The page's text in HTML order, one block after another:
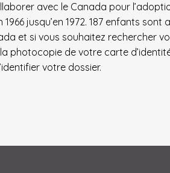
avec le Canada pour
jusqu’en 1972. 187 enfants
et si vous souhaitez rechercher
photocopie de votre carte
votre dossier.